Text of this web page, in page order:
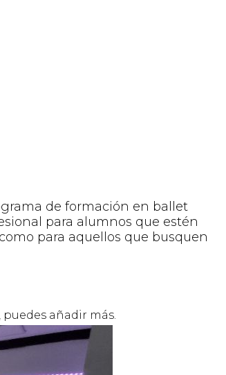
de formación en ballet
para alumnos que estén
para aquellos que busquen
añadir más.